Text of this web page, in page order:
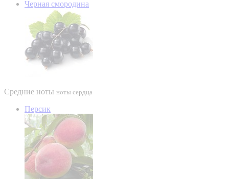
Черная смородина
Средние ноты ноты сердца
Персик